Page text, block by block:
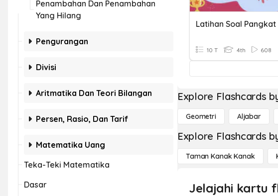
Penambahan Dan Penambahan
Yang Hilang
Pengurangan
Divisi
Aritmatika Dan Teori Bilangan
Persen, Rasio, Dan Tarif
Matematika Uang
Teka-Teki Matematika
Dasar
10 T 4th 608
Explore Flashcards
Geometri Aljabar
Explore Flashcards
Taman Kanak Kanak
Jelajahi kartu